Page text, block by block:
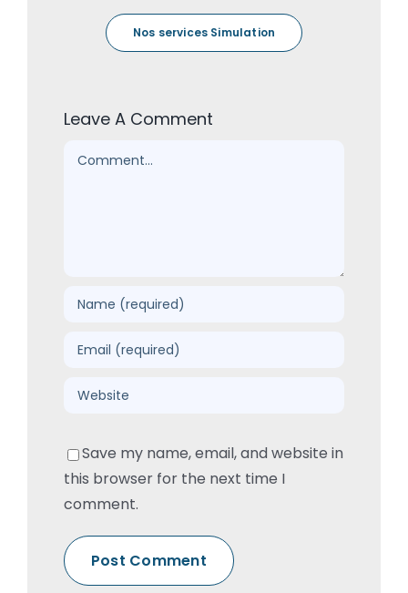
Nos services Simulation
Leave A Comment
Comment
Save my name, email, and website in
this browser for the next time I
comment.